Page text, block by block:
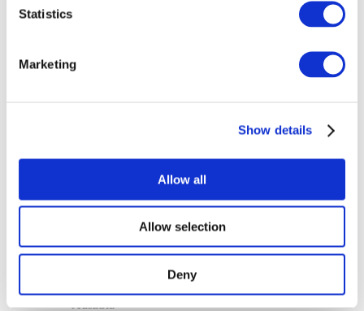
Statistics
Marketing
Show details
Allow all
Allow selection
Deny
szerint
Espanha
Lengyelország
Suécia
Holanda
Írország